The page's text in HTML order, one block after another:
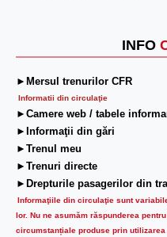
INFO
►Mersul trenurilor CFR
Informatii din circulaţie
►Camere web / tabele
►Informaţii din gări
►Trenul meu
►Trenuri directe
►Drepturile pasagerilor din
Informaţiile din circulaţie sunt
lor. Nu ne asumăm răspunderea
circumstanțiale produse prin